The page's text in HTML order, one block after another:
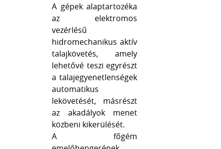
A gépek alaptartozéka
az elektromos
vezérlésű
hidromechanikus aktív
talajkövetés, amely
lehetővé teszi egyrészt
a talajegyenetlenségek
automatikus
lekövetését, másrészt
az akadályok menet
közbeni kikerülését.
A főgém